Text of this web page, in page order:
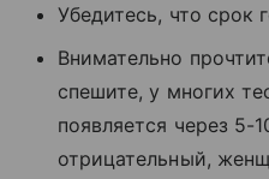
Убедитесь, что срок
Внимательно
спешите, у многих
появляется через 5-
отрицательный,